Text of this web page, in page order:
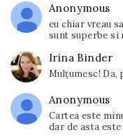
Anonymous
eu chiar vreau
sunt superbe si
Irina Binder
Mulțumesc! Da,
Anonymous
Cartea este
dar de asta este